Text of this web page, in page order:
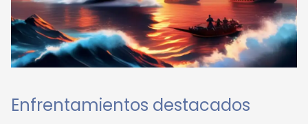
Enfrentamientos destacados